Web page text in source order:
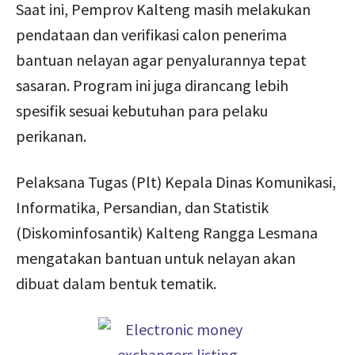
Saat ini, Pemprov Kalteng masih melakukan
pendataan dan verifikasi calon penerima
bantuan nelayan agar penyalurannya tepat
sasaran. Program ini juga dirancang lebih
spesifik sesuai kebutuhan para pelaku
perikanan.
Pelaksana Tugas (Plt) Kepala Dinas Komunikasi,
Informatika, Persandian, dan Statistik
(Diskominfosantik) Kalteng Rangga Lesmana
mengatakan bantuan untuk nelayan akan
dibuat dalam bentuk tematik.